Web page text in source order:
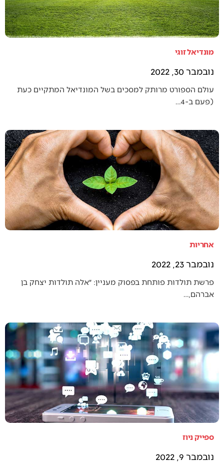
מונדיאל זוגי
נובמבר 30, 2022
עולם הספורט מרותק למסכים בשל המונדיאל המתקיים כעת
(פעם ב-4…
אחריות
נובמבר 23, 2022
פרשת תולדות פותחת בפסוק מעניין: ״אלה תולדות יצחק בן
אברהם,…
ספייק ניוז
נובמבר 9, 2022